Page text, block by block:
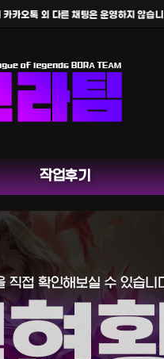
톡 외 다른 채팅은 운영하지 않습니다.
작업후기